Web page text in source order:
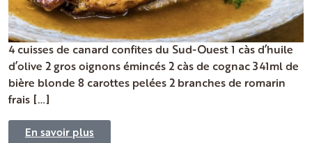
4 cuisses de canard confites du Sud-Ouest 1 càs d’huile
d’olive 2 gros oignons émincés 2 càs de cognac 341ml de
bière blonde 8 carottes pelées 2 branches de romarin
frais […]
En savoir plus